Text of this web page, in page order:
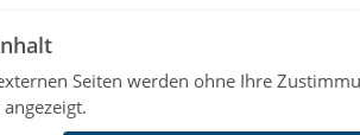
Seiten werden ohne Ihre